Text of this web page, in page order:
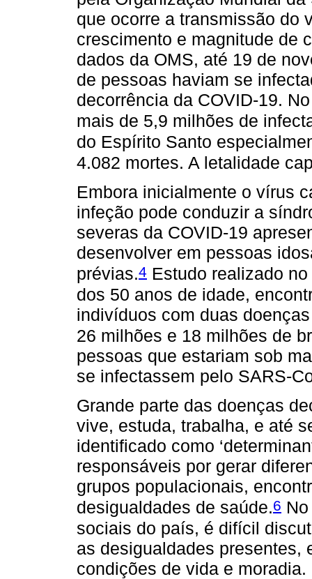
que ocorre a transmissão do
crescimento e magnitude de
dados da OMS, até 19 de
de pessoas haviam se
decorrência da COVID-19.
mais de 5,9 milhões de
do Espírito Santo
4.082 mortes. A letalidade
Embora inicialmente o vírus
infeção pode conduzir a
severas da COVID-19
desenvolver em pessoas
prévias.4 Estudo realizado
dos 50 anos de idade,
indivíduos com duas
26 milhões e 18 milhões de
pessoas que estariam sob
se infectassem pelo SARS-
Grande parte das doenças
vive, estuda, trabalha, e até
identificado como
responsáveis por gerar
grupos populacionais,
desigualdades de saúde.6
sociais do país, é difícil
as desigualdades presentes,
condições de vida e moradia.